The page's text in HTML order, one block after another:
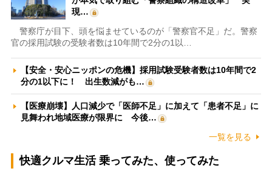
現…
警察庁が目下、頭を悩ませているのが「警察官不足」だ。警察
官の採用試験の受験者数は10年間で2分の1以…
【安全・安心ニッポンの危機】採用試験受験者数は10年間で2
分の1以下に！ 出生数減がも…
【医療崩壊】人口減少で「医師不足」に加えて「患者不足」に
見舞われ地域医療が限界に 今後…
一覧を見る
快適クルマ生活 乗ってみた、使ってみた